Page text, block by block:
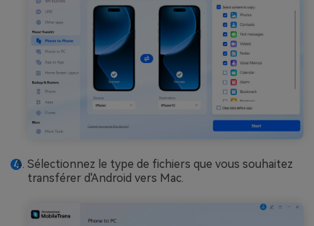
Sélectionnez le type de fichiers que vous souhaitez
transférer d'Android vers Mac.